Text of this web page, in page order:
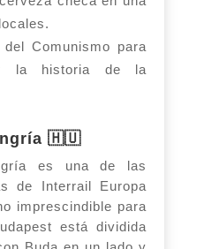
Comunismo para
la historia de la
🇭🇺
es una de las
de Interrail Europa
imprescindible para
está dividida